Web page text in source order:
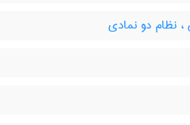
نظام دو نمادی